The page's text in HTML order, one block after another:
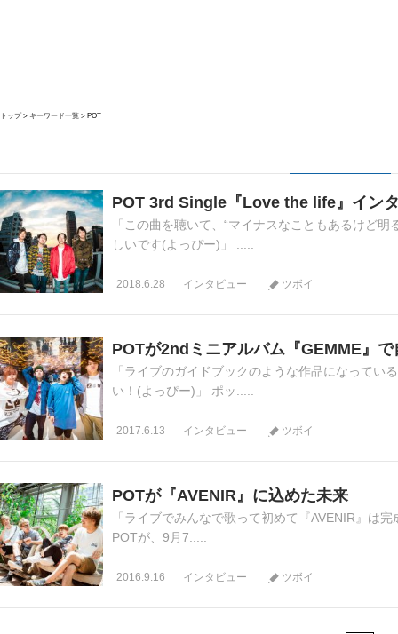
トップ キーワード一覧 POT
POT 3rd Single『Love the life』イン
「この曲を聴いて、“マイナスなこともあるけど
しいです(よっぴー)」 .....
2018.6.28 インタビュー ツボイ
POTが2ndミニアルバム『GEMME』
「ライブのガイドブックのような作品になってい
い！(よっぴー)」 ポッ.....
2017.6.13 インタビュー ツボイ
POTが『AVENIR』に込めた未来
「ライブでみんなで歌って初めて『AVENIR』は
POTが、9月7.....
2016.9.16 インタビュー ツボイ